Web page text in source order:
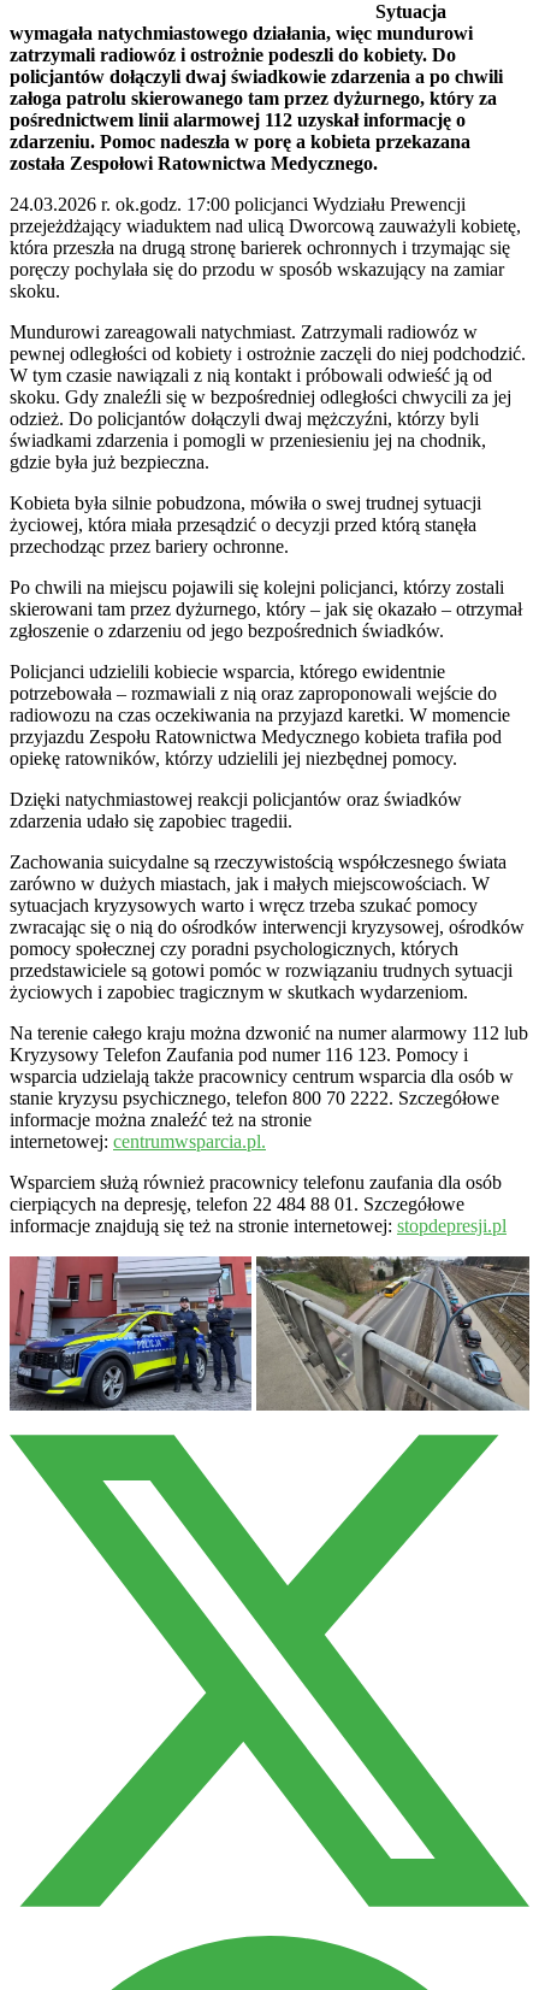
Sytuacja
wymagała natychmiastowego działania, więc mundurowi
zatrzymali radiowóz i ostrożnie podeszli do kobiety. Do
policjantów dołączyli dwaj świadkowie zdarzenia a po chwili
załoga patrolu skierowanego tam przez dyżurnego, który za
pośrednictwem linii alarmowej 112 uzyskał informację o
zdarzeniu. Pomoc nadeszła w porę a kobieta przekazana
została Zespołowi Ratownictwa Medycznego.
24.03.2026 r. ok.godz. 17:00 policjanci Wydziału Prewencji
przejeżdżający wiaduktem nad ulicą Dworcową zauważyli kobietę,
która przeszła na drugą stronę barierek ochronnych i trzymając się
poręczy pochylała się do przodu w sposób wskazujący na zamiar
skoku.
Mundurowi zareagowali natychmiast. Zatrzymali radiowóz w
pewnej odległości od kobiety i ostrożnie zaczęli do niej podchodzić.
W tym czasie nawiązali z nią kontakt i próbowali odwieść ją od
skoku. Gdy znaleźli się w bezpośredniej odległości chwycili za jej
odzież. Do policjantów dołączyli dwaj mężczyźni, którzy byli
świadkami zdarzenia i pomogli w przeniesieniu jej na chodnik,
gdzie była już bezpieczna.
Kobieta była silnie pobudzona, mówiła o swej trudnej sytuacji
życiowej, która miała przesądzić o decyzji przed którą stanęła
przechodząc przez bariery ochronne.
Po chwili na miejscu pojawili się kolejni policjanci, którzy zostali
skierowani tam przez dyżurnego, który – jak się okazało – otrzymał
zgłoszenie o zdarzeniu od jego bezpośrednich świadków.
Policjanci udzielili kobiecie wsparcia, którego ewidentnie
potrzebowała – rozmawiali z nią oraz zaproponowali wejście do
radiowozu na czas oczekiwania na przyjazd karetki. W momencie
przyjazdu Zespołu Ratownictwa Medycznego kobieta trafiła pod
opiekę ratowników, którzy udzielili jej niezbędnej pomocy.
Dzięki natychmiastowej reakcji policjantów oraz świadków
zdarzenia udało się zapobiec tragedii.
Zachowania suicydalne są rzeczywistością współczesnego świata
zarówno w dużych miastach, jak i małych miejscowościach. W
sytuacjach kryzysowych warto i wręcz trzeba szukać pomocy
zwracając się o nią do ośrodków interwencji kryzysowej, ośrodków
pomocy społecznej czy poradni psychologicznych, których
przedstawiciele są gotowi pomóc w rozwiązaniu trudnych sytuacji
życiowych i zapobiec tragicznym w skutkach wydarzeniom.
Na terenie całego kraju można dzwonić na numer alarmowy 112 lub
Kryzysowy Telefon Zaufania pod numer 116 123. Pomocy i
wsparcia udzielają także pracownicy centrum wsparcia dla osób w
stanie kryzysu psychicznego, telefon 800 70 2222. Szczegółowe
informacje można znaleźć też na stronie
internetowej: centrumwsparcia.pl.
Wsparciem służą również pracownicy telefonu zaufania dla osób
cierpiących na depresję, telefon 22 484 88 01. Szczegółowe
informacje znajdują się też na stronie internetowej: stopdepresji.pl